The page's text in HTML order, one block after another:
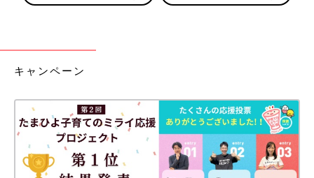
キャンペーン